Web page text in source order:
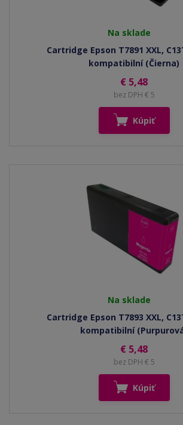
Na sklade
Cartridge Epson T7891 XXL,
kompatibilní (Čierna)
€ 5,48
bez DPH € 5
Kúpiť
Na sklade
Cartridge Epson T7893 XXL,
kompatibilní
€ 5,48
bez DPH € 5
Kúpiť